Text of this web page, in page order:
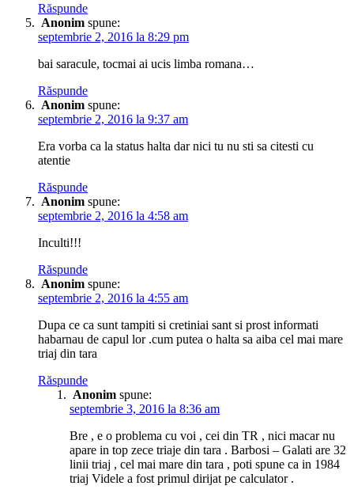
Răspunde
Anonim spune:
septembrie 2, 2016 la 8:29 pm
bai saracule, tocmai ai ucis limba romana…
Răspunde
Anonim spune:
septembrie 2, 2016 la 9:37 am
Era vorba ca la status halta dar nici tu nu sti sa citesti cu
atentie
Răspunde
Anonim spune:
septembrie 2, 2016 la 4:58 am
Inculti!!!
Răspunde
Anonim spune:
septembrie 2, 2016 la 4:55 am
Dupa ce ca sunt tampiti si cretiniai sant si prost informati
habarnau de capul lor .cum putea o halta sa aiba cel mai mare
triaj din tara
Răspunde
Anonim spune:
septembrie 3, 2016 la 8:36 am
Bre , e o problema cu voi , cei din TR , nici macar nu
apare in top zece triaje din tara . Barbosi – Galati are 32
linii triaj , cel mai mare din tara , poti spune ca in 1984
triaj Videle a fost primul dirijat pe calculator .